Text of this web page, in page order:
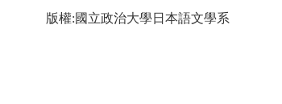
版權:國立政治大學日本語文學系